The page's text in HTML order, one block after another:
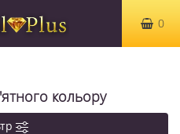
0
кольору